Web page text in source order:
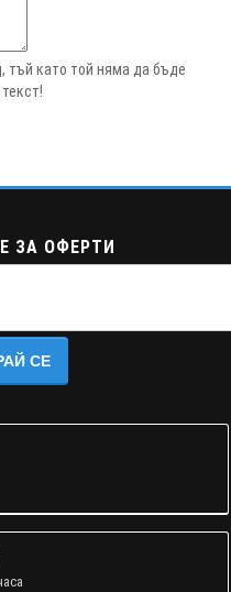
тъй като той няма да бъде
ЗА ОФЕРТИ
СЕ